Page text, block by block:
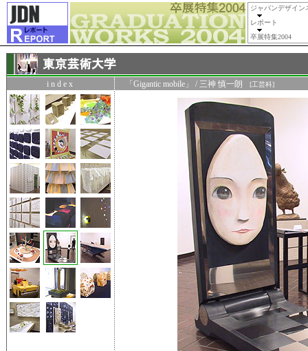
ジャパンデザイン
レポート
卒展特集2004
i n d e x 「Gigantic mobile」 / 三神 慎一朗 [工芸科]